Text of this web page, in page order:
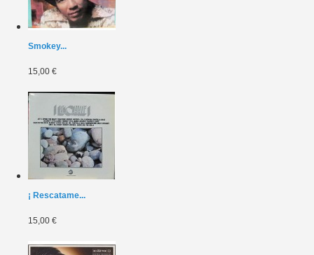
Smokey...
15,00 €
¡ Rescatame...
15,00 €